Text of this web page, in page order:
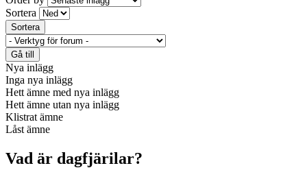
Sortera
Nya inlägg
Inga nya inlägg
Hett ämne med nya inlägg
Hett ämne utan nya inlägg
Klistrat ämne
Låst ämne
Vad är dagfjärilar?